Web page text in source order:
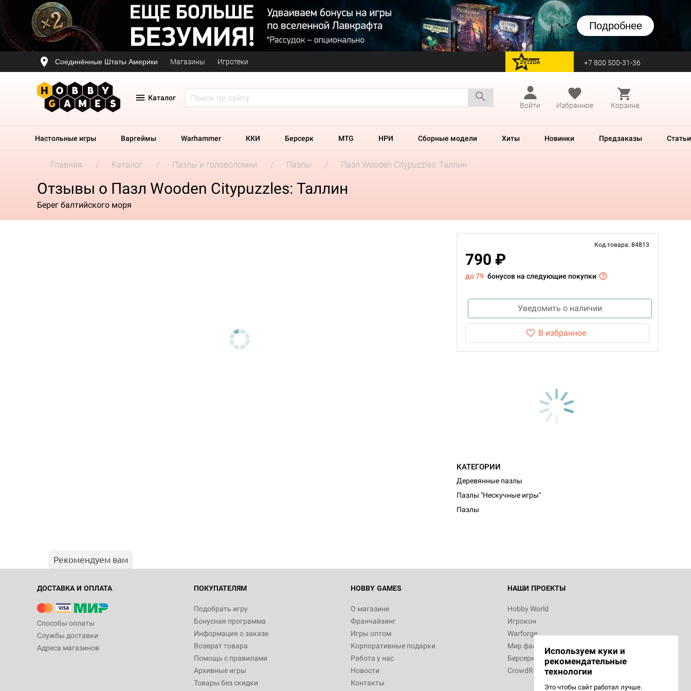
Подробнее
Соединённые Штаты Америки Магазины Игротеки перейти на Zvezda +7 800 500-31-36
Каталог
Войти
Избранное Корзина
Настольные игры Варгеймы Warhammer ККИ Берсерк MTG НРИ Сборные модели Хиты Новинки Предзаказы Статьи
Главная Каталог Пазлы и головоломки Пазлы Пазл Wooden Citypuzzles: Таллин
Отзывы о Пазл Wooden Citypuzzles: Таллин
Берег балтийского моря
Код товара: 84813
790 ₽
до 79 бонусов на следующие покупки
Уведомить о наличии
В избранное
КАТЕГОРИИ
Деревянные пазлы
Пазлы "Нескучные игры"
Пазлы
Рекомендуем вам
ДОСТАВКА И ОПЛАТА
Способы оплаты
Службы доставки
Адреса магазинов
ПОКУПАТЕЛЯМ
Подобрать игру
Бонусная программа
Информация о заказе
Возврат товара
Помощь с правилами
Архивные игры
Товары без скидки
HOBBY GAMES
О магазине
Франчайзинг
Игры оптом
Корпоративные подарки
Работа у нас
Новости
Контакты
НАШИ ПРОЕКТЫ
Hobby World
Игрокон
Warforge
Мир фантастики
Берсерк
CrowdRepublic
Используем куки и
рекомендательные
технологии
Это чтобы сайт работал лучше.